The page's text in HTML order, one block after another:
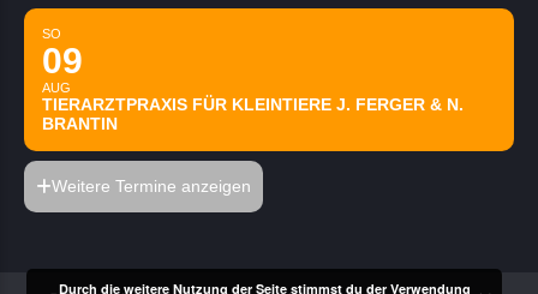
SO
09
AUG
TIERARZTPRAXIS FÜR KLEINTIERE J. FERGER & N.
BRANTIN
Weitere Termine anzeigen
Durch die weitere Nutzung der Seite stimmst du der Verwendung